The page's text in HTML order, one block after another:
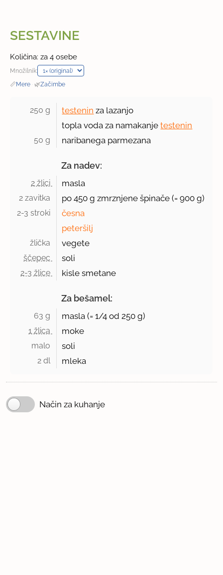
SESTAVINE
Količina: za 4 osebe
Množilnik:
📏Mere · 🌿Začimbe
250 g testenin za lazanjo
topla voda za namakanjetestenin
50 g naribanega parmezana
Za nadev:
2 žlici masla
2 zavitka po 450 g zmrznjene špinače (= 900 g)
2-3 stroki
česna
peteršilj
žlička vegete
ščepec soli
2-3 žlice kisle smetane
Za bešamel:
63 g masla (=1/4 od 250 g)
1 žlica moke
malo soli
2 dl mleka
Način za kuhanje